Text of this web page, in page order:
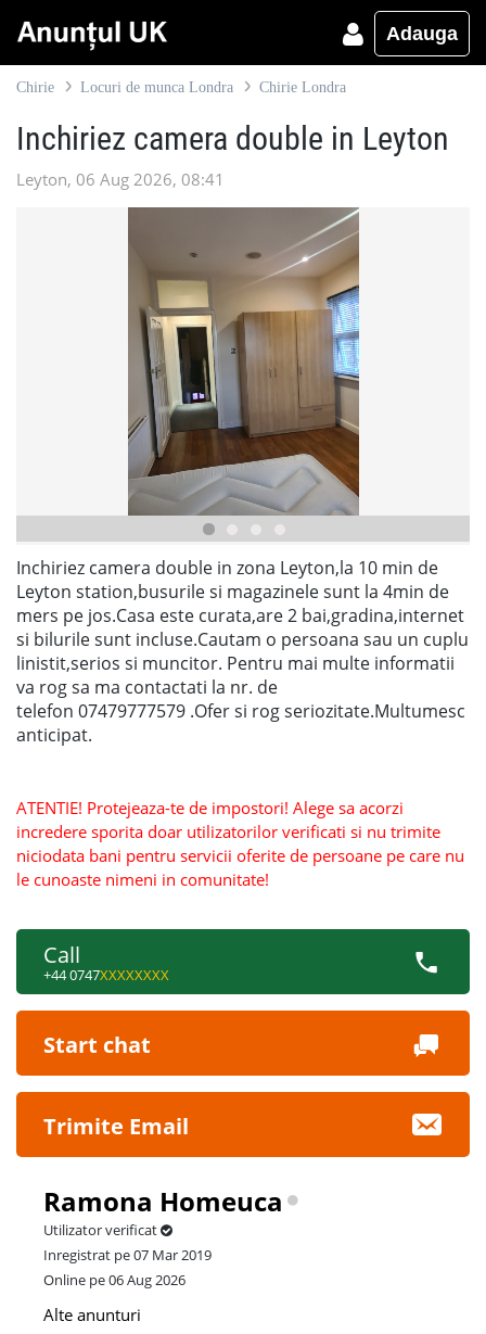
Adauga
Chirie Locuri de munca Londra Chirie Londra
Inchiriez camera double in Leyton
Leyton, 06 Aug 2026, 08:41
Inchiriez camera double in zona Leyton,la 10 min de
Leyton station,busurile si magazinele sunt la 4min de
mers pe jos.Casa este curata,are 2 bai,gradina,internet
si bilurile sunt incluse.Cautam o persoana sau un cuplu
linistit,serios si muncitor. Pentru mai multe informatii
va rog sa ma contactati la nr. de
telefon 07479777579 .Ofer si rog seriozitate.Multumesc
anticipat.
ATENTIE! Protejeaza-te de impostori! Alege sa acorzi
incredere sporita doar utilizatorilor verificati si nu trimite
niciodata bani pentru servicii oferite de persoane pe care nu
le cunoaste nimeni in comunitate!
Call
+44 0747XXXXXXXX
Start chat
Trimite Email
Ramona Homeuca
Utilizator verificat
Inregistrat pe 07 Mar 2019
Online pe 06 Aug 2026
Alte anunturi